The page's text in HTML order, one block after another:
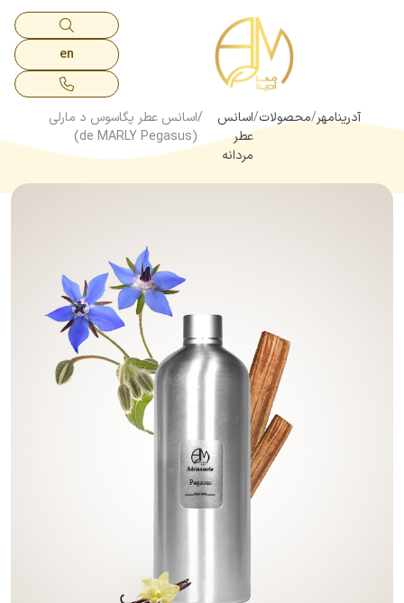
en
آدرینامهر محصولات اسانس
عطر
مردانه
اسانس عطر پگاسوس د مارلی
(de MARLY Pegasus)